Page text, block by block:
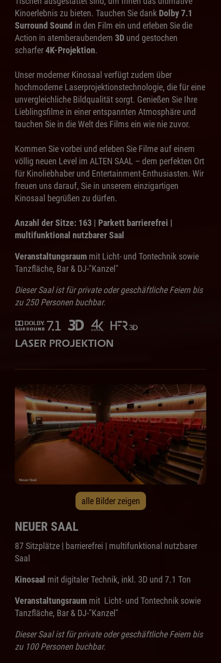
Kinoerlebnis zu bieten. Tauchen Sie dank Dolby 7.1
Surround Sound in den Film ein und erleben Sie die
Action in atemberaubendem 3D und gestochen
scharfer4K-Projektion.
Unser moderner Kinosaal verfügt zudem über
hochmoderne Laserprojektionstechnologie, die für eine
unvergleichliche Bildqualität sorgt. Genießen Sie Ihre
Lieblingsfilme in einer entspannten Atmosphäre und
tauchen Sie in die Welt des Films ein wie nie zuvor.
Kommen Sie vorbei und erleben Sie Filme auf einem
völlig neuen Level im ALTEN SAAL – dem perfekten Ort
für Kinoliebhaber und Entertainment-Enthusiasten. Wir
freuen uns darauf, Sie in unserem einzigartigen
Kinosaal begrüßen zu dürfen.
Anzahl der Sitze: 163 | Parkett barrierefrei |
multifunktional nutzbarer Saal
Veranstaltungsraum mit Licht- und Tontechnik sowie
Tanzfläche, Bar & DJ-"Kanzel"
Dieser Saal ist für private oder geschäftliche Feiern bis
zu 250 Personen buchbar.
alle Bilder zeigen
NEUER SAAL
87 Sitzplätze | barrierefrei | multifunktional nutzbarer
Saal
Kinosaal mit digitaler Technik, inkl. 3D und 7.1 Ton
Veranstaltungsraum mit Licht- und Tontechnik sowie
Tanzfläche, Bar & DJ-"Kanzel"
Dieser Saal ist für private oder geschäftliche Feiern bis
zu 100 Personen buchbar.